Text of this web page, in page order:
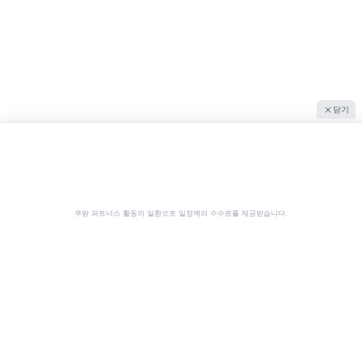
닫기
쿠팡 파트너스 활동의 일환으로 일정액의 수수료를 제공받습니다.